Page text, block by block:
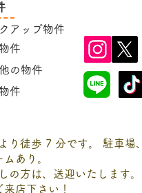
アップ物件
件
の物件
件
り徒歩 7 分です。 駐車場、
あり。
の方は、送迎いたします。
来店下さい！